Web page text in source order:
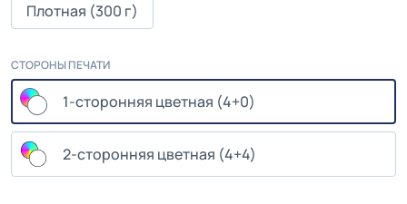
Плотная (300 г)
СТОРОНЫ ПЕЧАТИ
1-сторонняя цветная (4+0)
2-сторонняя цветная (4+4)